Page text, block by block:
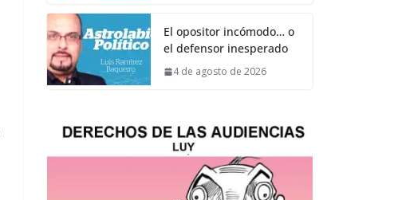
El opositor incómodo… o
el defensor inesperado
4 de agosto de 2026